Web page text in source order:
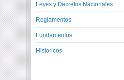
Leyes y Decretos Nacionales
Reglamentos
Fundamentos
Historicos